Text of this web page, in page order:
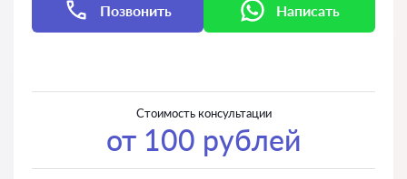
Позвонить Написать
Стоимость консультации
от 100 рублей